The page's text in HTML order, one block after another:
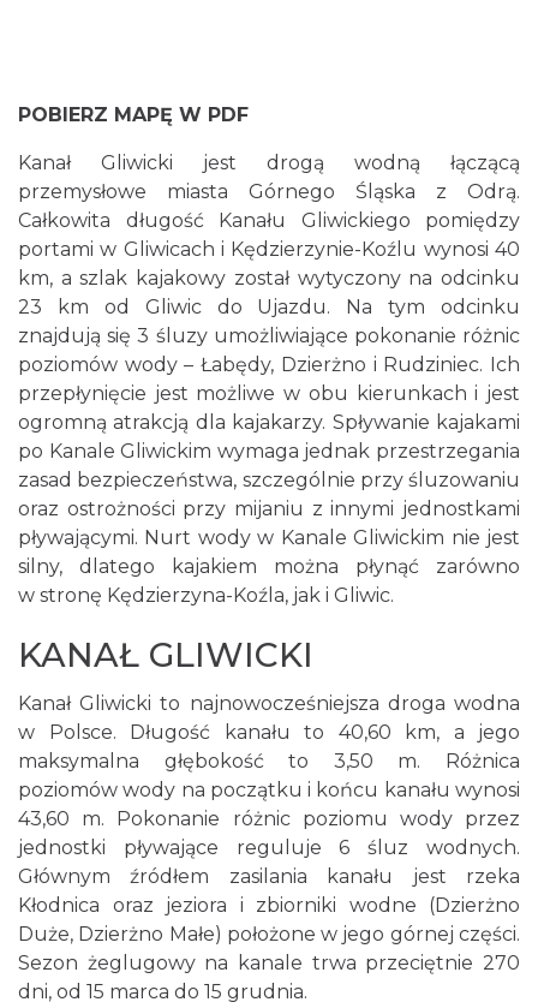
POBIERZ MAPĘ W PDF
Kanał Gliwicki jest drogą wodną łączącą
przemysłowe miasta Górnego Śląska z Odrą.
Całkowita długość Kanału Gliwickiego pomiędzy
portami w Gliwicach i Kędzierzynie-Koźlu wynosi 40
km, a szlak kajakowy został wytyczony na odcinku
23 km od Gliwic do Ujazdu. Na tym odcinku
znajdują się 3 śluzy umożliwiające pokonanie różnic
poziomów wody – Łabędy, Dzierżno i Rudziniec. Ich
przepłynięcie jest możliwe w obu kierunkach i jest
ogromną atrakcją dla kajakarzy. Spływanie kajakami
po Kanale Gliwickim wymaga jednak przestrzegania
zasad bezpieczeństwa, szczególnie przy śluzowaniu
oraz ostrożności przy mijaniu z innymi jednostkami
pływającymi. Nurt wody w Kanale Gliwickim nie jest
silny, dlatego kajakiem można płynąć zarówno
w stronę Kędzierzyna-Koźla, jak i Gliwic.
KANAŁ GLIWICKI
Kanał Gliwicki to najnowocześniejsza droga wodna
w Polsce. Długość kanału to 40,60 km, a jego
maksymalna głębokość to 3,50 m. Różnica
poziomów wody na początku i końcu kanału wynosi
43,60 m. Pokonanie różnic poziomu wody przez
jednostki pływające reguluje 6 śluz wodnych.
Głównym źródłem zasilania kanału jest rzeka
Kłodnica oraz jeziora i zbiorniki wodne (Dzierżno
Duże, Dzierżno Małe) położone w jego górnej części.
Sezon żeglugowy na kanale trwa przeciętnie 270
dni, od 15 marca do 15 grudnia.